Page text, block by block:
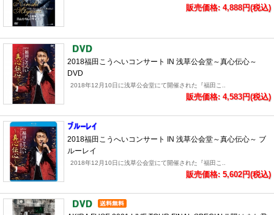
販売価格: 4,888円(税込)
2018福田こうへいコンサート IN 浅草公会堂～真心伝心～
DVD
2018年12月10日に浅草公会堂にて開催された『福田こ..
販売価格: 4,583円(税込)
2018福田こうへいコンサート IN 浅草公会堂～真心伝心～ ブ
ルーレイ
2018年12月10日に浅草公会堂にて開催された『福田こ..
販売価格: 5,602円(税込)